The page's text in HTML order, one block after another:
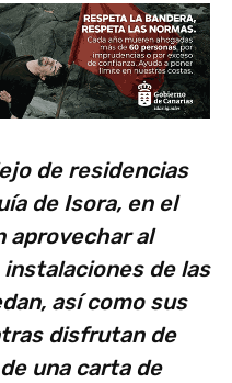
de residencias
de Isora, en el
aprovechar al
de las
así como sus
disfrutan de
una carta de